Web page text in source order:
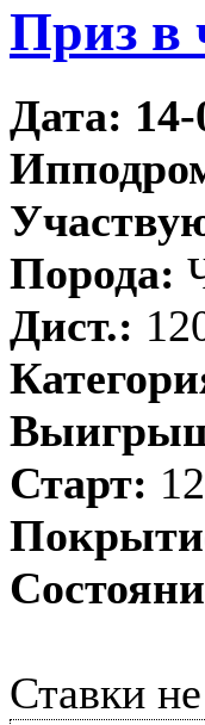
Приз в
Дата: 14-
Порода:
Дист.:
Старт:
Ставки